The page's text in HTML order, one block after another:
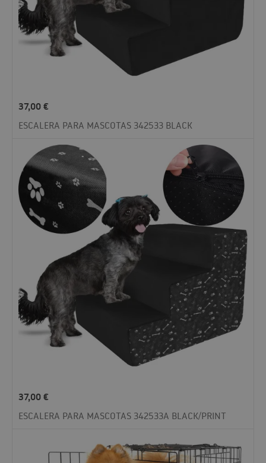
37,00€
ESCALERA PARA MASCOTAS 342533 BLACK
37,00€
ESCALERA PARA MASCOTAS 342533A BLACK/PRINT